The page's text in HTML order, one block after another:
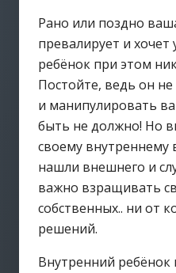
Рано или поздно
превалирует и
ребёнок при этом
Постойте, ведь он
и манипулировать
быть не должно! Но
своему внутреннему
нашли внешнего и
важно взращивать
собственных.. ни от
решений.
Внутренний ребёнок